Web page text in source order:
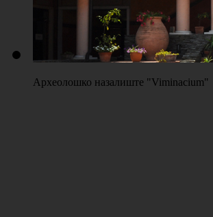
Археолошко назалиште "Viminacium"